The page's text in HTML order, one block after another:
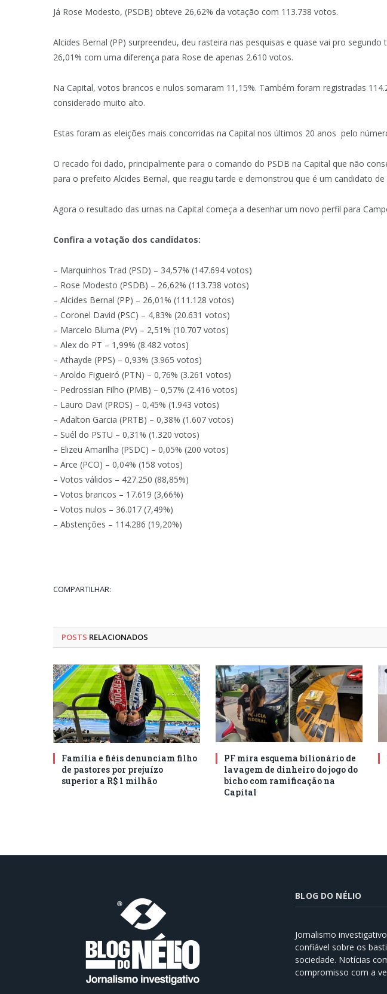
Já Rose Modesto, (PSDB) obteve 26,62% da votação com 113.738 votos.
Alcides Bernal (PP) surpreendeu, deu rasteira nas pesquisas e quase vai pro
26,01% com uma diferença para Rose de apenas 2.610 votos.
Na Capital, votos brancos e nulos somaram 11,15%. Também foram registradas
considerado muito alto.
Estas foram as eleições mais concorridas na Capital nos últimos 20 anos pelo
O recado foi dado, principalmente para o comando do PSDB na Capital que não
para o prefeito Alcides Bernal, que reagiu tarde e demonstrou que é um candidato de
Agora o resultado das urnas na Capital começa a desenhar um novo perfil para
Confira a votação dos candidatos:
– Marquinhos Trad (PSD) – 34,57% (147.694 votos)
– Rose Modesto (PSDB) – 26,62% (113.738 votos)
– Alcides Bernal (PP) – 26,01% (111.128 votos)
– Coronel David (PSC) – 4,83% (20.631 votos)
– Marcelo Bluma (PV) – 2,51% (10.707 votos)
– Alex do PT – 1,99% (8.482 votos)
– Athayde (PPS) – 0,93% (3.965 votos)
– Aroldo Figueiró (PTN) – 0,76% (3.261 votos)
– Pedrossian Filho (PMB) – 0,57% (2.416 votos)
– Lauro Davi (PROS) – 0,45% (1.943 votos)
– Adalton Garcia (PRTB) – 0,38% (1.607 votos)
– Suél do PSTU – 0,31% (1.320 votos)
– Elizeu Amarilha (PSDC) – 0,05% (200 votos)
– Arce (PCO) – 0,04% (158 votos)
– Votos válidos – 427.250 (88,85%)
– Votos brancos – 17.619 (3,66%)
– Votos nulos – 36.017 (7,49%)
– Abstenções – 114.286 (19,20%)
COMPARTILHAR:
POSTS RELACIONADOS
Família e fiéis denunciam filho
de pastores por prejuízo
superior a R$ 1 milhão
PF mira esquema bilionário de
lavagem de dinheiro do jogo do
bicho com ramificação na
Capital
BLOG DO NÉLIO
Jornalismo
confiável sobre os
sociedade. Notícias
compromisso com a